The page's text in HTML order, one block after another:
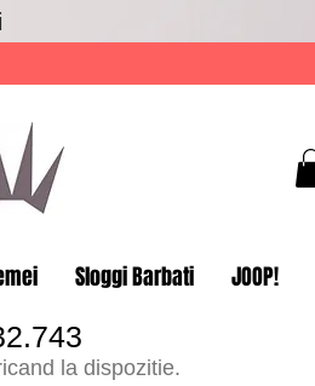
Sloggi Barbati JOOP!
la dispozitie.